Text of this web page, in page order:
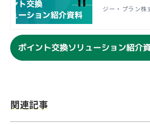
交換ソリューシ
ジー・プラン株
関連記事